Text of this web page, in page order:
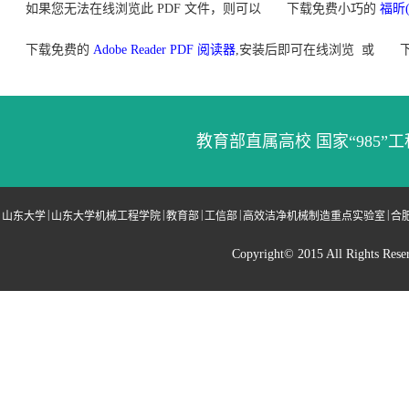
如果您无法在线浏览此 PDF 文件，则可以 下载免费小巧的 福昕
下载免费的 Adobe Reader PDF 阅读器 ,安装后即可在线浏览 或
教育部直属高校 国家“985”
山东大学 | 山东大学机械工程学院 |教育部 | 工信部 |高效洁净机械制造重点实验室 |合
Copyright© 2015 All Rights